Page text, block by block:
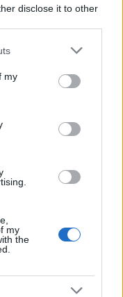
disclose it to other
or more Google
You may click to
third-party tags to
in below Google
my
my
the